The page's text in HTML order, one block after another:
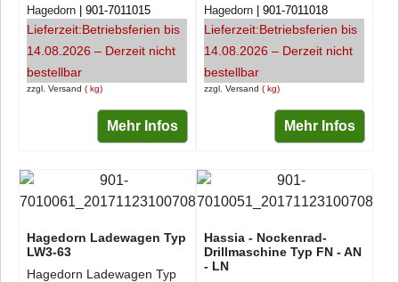
zzgl. Versand kg
Hagedorn 901-7011015
Lieferzeit:Betriebsferien bis
14.08.2026 – Derzeit nicht
bestellbar
Mehr Infos
zzgl. Versand kg
Hagedorn 901-7011018
Lieferzeit:Betriebsferien bis
14.08.2026 – Derzeit nicht
bestellbar
Mehr Infos
Hagedorn Ladewagen Typ
LW3-63
Hagedorn Ladewagen Typ
Hassia - Nockenrad-
Drillmaschine Typ FN - AN
- LN